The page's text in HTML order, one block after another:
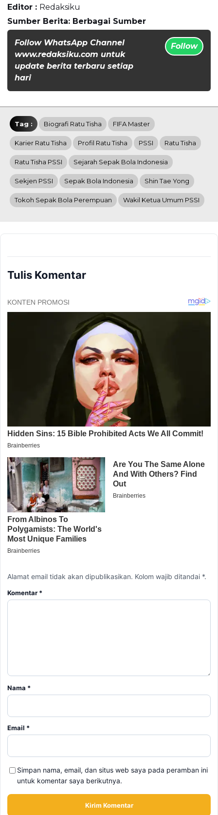
Editor : Redaksiku
Sumber Berita: Berbagai Sumber
Follow WhatsApp Channel
www.redaksiku.com untuk
update berita terbaru setiap
hari
Follow
Tag : Biografi Ratu Tisha FIFA Master
Karier Ratu Tisha Profil Ratu Tisha PSSI Ratu Tisha
Ratu Tisha PSSI Sejarah Sepak Bola Indonesia
Sekjen PSSI Sepak Bola Indonesia Shin Tae Yong
Tokoh Sepak Bola Perempuan Wakil Ketua Umum PSSI
Tulis Komentar
Alamat email tidak akan dipublikasikan. Kolom wajib ditandai *.
Komentar *
Nama *
Email *
Simpan nama, email, dan situs web saya pada peramban ini
untuk komentar saya berikutnya.